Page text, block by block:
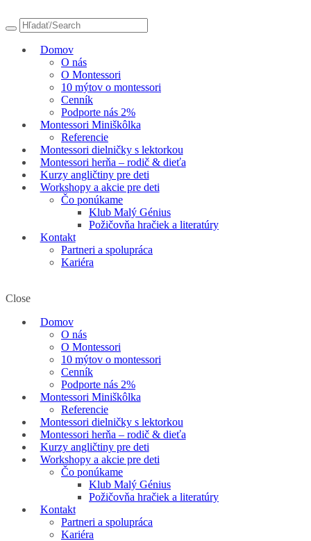
Domov
O nás
O Montessori
10 mýtov o montessori
Cenník
Podporte nás 2%
Montessori Miniškôlka
Referencie
Montessori dielničky s lektorkou
Montessori herňa – rodič & dieťa
Kurzy angličtiny pre deti
Workshopy a akcie pre deti
Čo ponúkame
Klub Malý Génius
Požičovňa hračiek a literatúry
Kontakt
Partneri a spolupráca
Kariéra
Close
Domov
O nás
O Montessori
10 mýtov o montessori
Cenník
Podporte nás 2%
Montessori Miniškôlka
Referencie
Montessori dielničky s lektorkou
Montessori herňa – rodič & dieťa
Kurzy angličtiny pre deti
Workshopy a akcie pre deti
Čo ponúkame
Klub Malý Génius
Požičovňa hračiek a literatúry
Kontakt
Partneri a spolupráca
Kariéra